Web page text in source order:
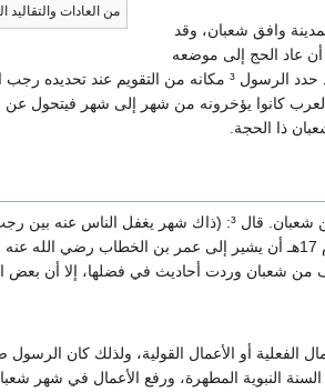
من العادات والتقاليد
فيها الرسول ³ عليه وسلم إلى المدينة وافق شعبان، وقد
أن عاد الحج إلى موضعه
من ذي الحجة، فحج حينئذ حجة الوداع، وأبطل النَّسيء، لذلك سمي حجًا أقوم. وقد حدد
كانوا يؤخرونه من شهر إلى شهر فيتحول
ذا الحجة.
يُستحب صيام أكثر هذا الشهر، فلم يكن الرسول ³ يصوم شهرًا غير رمضان أكثر من
الأعمال، فأحب أن يرفع عملي وأنا صائم ). ولعل ذلك ما حدا بأحد الصحابة في عام 17هـ أن يشير
من شعبان وردت أحاديث في فضلها، إلا أن بعض
الفعلية أو الأعمال القولية، ولذلك كان
النبوية المطهرة، ورفع الأعمال في شهر